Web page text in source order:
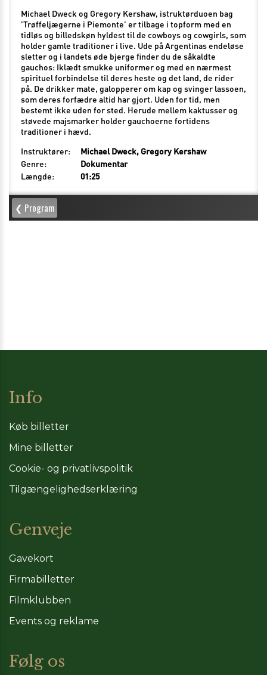
Info
Køb billetter
Mine billetter
Cookie- og privatlivspolitik
Tilgængelighedserklæring
Genveje
Gavekort
Firmabilletter
Filmklubben
Events og reklame
Følg os